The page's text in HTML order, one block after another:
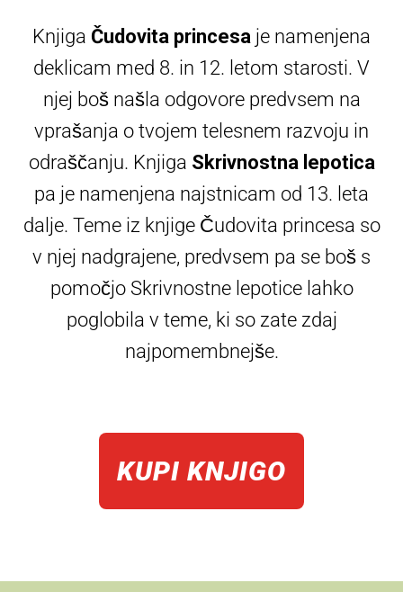
Knjiga Čudovita princesa je namenjena
deklicam med 8. in 12. letom starosti. V
njej boš našla odgovore predvsem na
vprašanja o tvojem telesnem razvoju in
odraščanju. Knjiga Skrivnostna lepotica
pa je namenjena najstnicam od 13. leta
dalje. Teme iz knjige Čudovita princesa so
v njej nadgrajene, predvsem pa se boš s
pomočjo Skrivnostne lepotice lahko
poglobila v teme, ki so zate zdaj
najpomembnejše.
KUPI KNJIGO